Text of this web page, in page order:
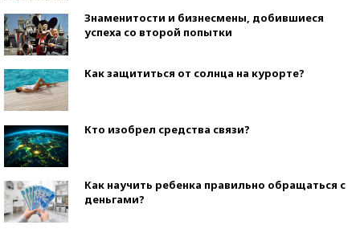
Знаменитости и бизнесмены, добившиеся
успеха со второй попытки
Как защититься от солнца на курорте?
Кто изобрел средства связи?
Как научить ребенка правильно обращаться с
деньгами?